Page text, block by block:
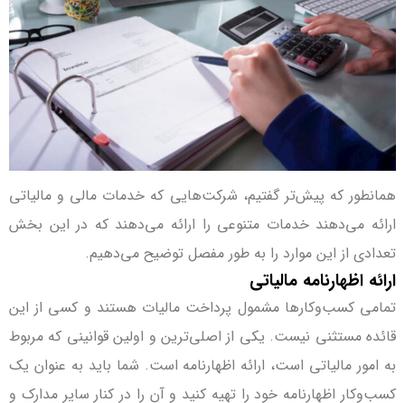
همانطور که پیش‌تر گفتیم، شرکت‌هایی که خدمات مالی و مالیاتی
ارائه می‌دهند خدمات متنوعی را ارائه می‌دهند که در این بخش
تعدادی از این موارد را به طور مفصل توضیح می‌دهیم.
ارائه اظهارنامه مالیاتی
تمامی کسب‌وکارها مشمول پرداخت مالیات هستند و کسی از این
قائده مستثنی نیست. یکی از اصلی‌ترین و اولین قوانینی که مربوط
به امور مالیاتی است، ارائه اظهارنامه است. شما باید به عنوان یک
کسب‌وکار اظهارنامه خود را تهیه کنید و آن را در کنار سایر مدارک و